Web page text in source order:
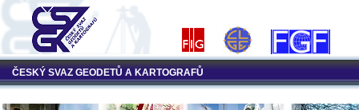
ČESKÝ SVAZ GEODETŮ A KARTOGRAFŮ